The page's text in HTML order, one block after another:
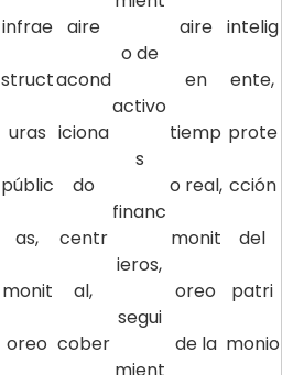
infrae
struct
uras
públic
as,
monit
oreo
aire
acond
iciona
do
centr
al,
cober
o de
activo
s
financ
ieros,
segui
mient
aire
en
tiemp
o real,
monit
oreo
de la
intelig
ente,
prote
cción
del
patri
monio